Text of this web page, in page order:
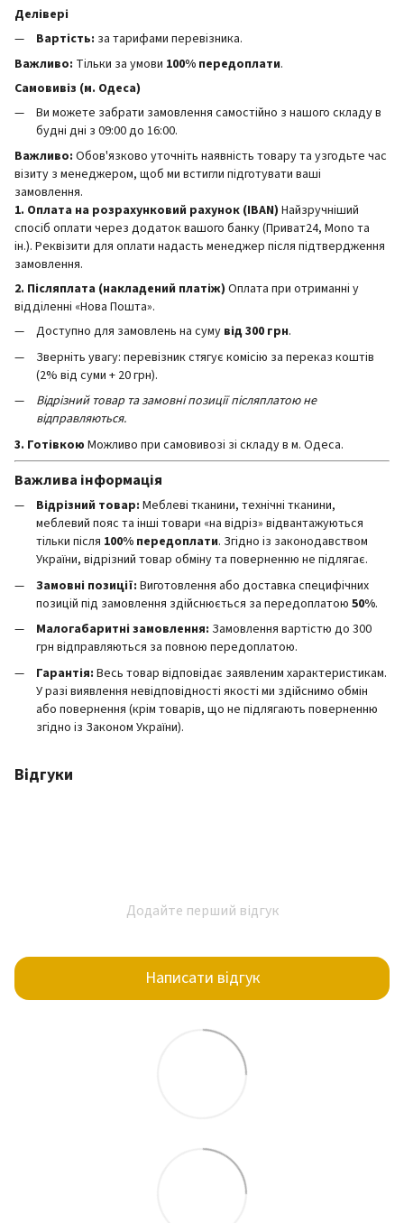
Делівері
Вартість: за тарифами перевізника.
Важливо: Тільки за умови 100% передоплати.
Самовивіз (м. Одеса)
Ви можете забрати замовлення самостійно з нашого складу в
будні дні з 09:00 до 16:00.
Важливо: Обов'язково уточніть наявність товару та узгодьте час
візиту з менеджером, щоб ми встигли підготувати ваші
замовлення.
1. Оплата на розрахунковий рахунок (IBAN) Найзручніший
спосіб оплати через додаток вашого банку (Приват24, Mono та
ін.). Реквізити для оплати надасть менеджер після підтвердження
замовлення.
2. Післяплата (накладений платіж) Оплата при отриманні у
відділенні «Нова Пошта».
Доступно для замовлень на суму від 300 грн.
Зверніть увагу: перевізник стягує комісію за переказ коштів
(2% від суми + 20 грн).
Відрізний товар та замовні позиції післяплатою не
відправляються.
3. Готівкою Можливо при самовивозі зі складу в м. Одеса.
Важлива інформація
Відрізний товар: Меблеві тканини, технічні тканини,
меблевий пояс та інші товари «на відріз» відвантажуються
тільки після 100% передоплати. Згідно із законодавством
України, відрізний товар обміну та поверненню не підлягає.
Замовні позиції: Виготовлення або доставка специфічних
позицій під замовлення здійснюється за передоплатою 50%.
Малогабаритні замовлення: Замовлення вартістю до 300
грн відправляються за повною передоплатою.
Гарантія: Весь товар відповідає заявленим характеристикам.
У разі виявлення невідповідності якості ми здійснимо обмін
або повернення (крім товарів, що не підлягають поверненню
згідно із Законом України).
Відгуки
Додайте перший відгук
Написати відгук